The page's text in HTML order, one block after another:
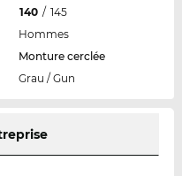
140 / 145
Hommes
Monture cerclée
Grau / Gun